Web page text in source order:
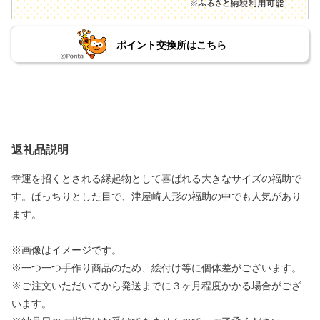
ポイント交換所はこちら
返礼品説明
幸運を招くとされる縁起物として喜ばれる大きなサイズの福助で
す。ぱっちりとした目で、津屋崎人形の福助の中でも人気があり
ます。
※画像はイメージです。
※一つ一つ手作り商品のため、絵付け等に個体差がございます。
※ご注文いただいてから発送までに３ヶ月程度かかる場合がござ
います。